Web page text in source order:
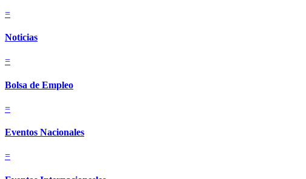
=
Noticias
=
Bolsa de Empleo
=
Eventos Nacionales
=